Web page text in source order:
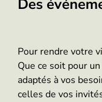
Des
Pour rendre votre
Que ce soit pour
adaptés à vos
celles de vos